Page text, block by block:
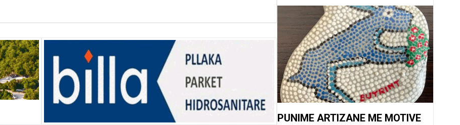
PUNIME ARTIZANE ME MOTIVE